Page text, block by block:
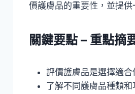
價護膚品的重要性，並提供
關鍵要點 – 重點摘
評價護膚品是選擇適合
了解不同護膚品種類